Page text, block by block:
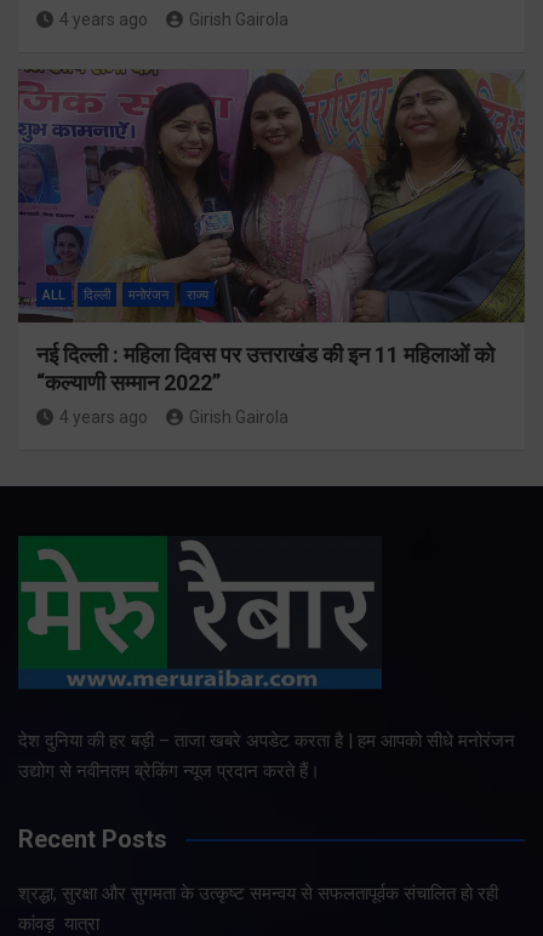
4 years ago Girish Gairola
ALL दिल्ली मनोरंजन राज्य
नई दिल्ली : महिला दिवस पर उत्तराखंड की इन 11 महिलाओं को
“कल्याणी सम्मान 2022”
4 years ago Girish Gairola
देश दुनिया की हर बड़ी – ताजा खबरे अपडेट करता है | हम आपको सीधे मनोरंजन
उद्योग से नवीनतम ब्रेकिंग न्यूज प्रदान करते हैं।
Recent Posts
श्रद्धा, सुरक्षा और सुगमता के उत्कृष्ट समन्वय से सफलतापूर्वक संचालित हो रही
कांवड़ यात्रा